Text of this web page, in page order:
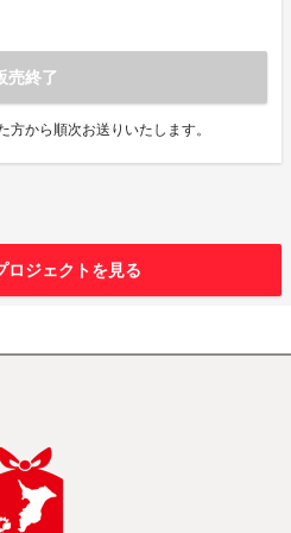
売終了
から順次お送りいたします。
ロジェクトを見る